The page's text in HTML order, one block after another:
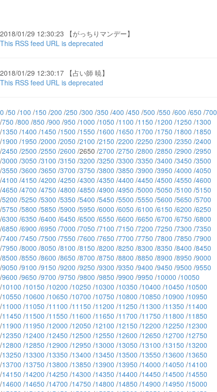
2018/01/29 12:30:23 【がっちりマンデー】
This RSS feed URL is deprecated
2018/01/29 12:30:17 【占い師 暁】
This RSS feed URL is deprecated
0 /50 /100 /150 /200 /250 /300 /350 /400 /450 /500 /550 /600 /650 /700
/750 /800 /850 /900 /950 /1000 /1050 /1100 /1150 /1200 /1250 /1300
/1350 /1400 /1450 /1500 /1550 /1600 /1650 /1700 /1750 /1800 /1850
/1900 /1950 /2000 /2050 /2100 /2150 /2200 /2250 /2300 /2350 /2400
/2450 /2500 /2550 /2600 /2650 /2700 /2750 /2800 /2850 /2900 /2950
/3000 /3050 /3100 /3150 /3200 /3250 /3300 /3350 /3400 /3450 /3500
/3550 /3600 /3650 /3700 /3750 /3800 /3850 /3900 /3950 /4000 /4050
/4100 /4150 /4200 /4250 /4300 /4350 /4400 /4450 /4500 /4550 /4600
/4650 /4700 /4750 /4800 /4850 /4900 /4950 /5000 /5050 /5100 /5150
/5200 /5250 /5300 /5350 /5400 /5450 /5500 /5550 /5600 /5650 /5700
/5750 /5800 /5850 /5900 /5950 /6000 /6050 /6100 /6150 /6200 /6250
/6300 /6350 /6400 /6450 /6500 /6550 /6600 /6650 /6700 /6750 /6800
/6850 /6900 /6950 /7000 /7050 /7100 /7150 /7200 /7250 /7300 /7350
/7400 /7450 /7500 /7550 /7600 /7650 /7700 /7750 /7800 /7850 /7900
/7950 /8000 /8050 /8100 /8150 /8200 /8250 /8300 /8350 /8400 /8450
/8500 /8550 /8600 /8650 /8700 /8750 /8800 /8850 /8900 /8950 /9000
/9050 /9100 /9150 /9200 /9250 /9300 /9350 /9400 /9450 /9500 /9550
/9600 /9650 /9700 /9750 /9800 /9850 /9900 /9950 /10000 /10050
/10100 /10150 /10200 /10250 /10300 /10350 /10400 /10450 /10500
/10550 /10600 /10650 /10700 /10750 /10800 /10850 /10900 /10950
/11000 /11050 /11100 /11150 /11200 /11250 /11300 /11350 /11400
/11450 /11500 /11550 /11600 /11650 /11700 /11750 /11800 /11850
/11900 /11950 /12000 /12050 /12100 /12150 /12200 /12250 /12300
/12350 /12400 /12450 /12500 /12550 /12600 /12650 /12700 /12750
/12800 /12850 /12900 /12950 /13000 /13050 /13100 /13150 /13200
/13250 /13300 /13350 /13400 /13450 /13500 /13550 /13600 /13650
/13700 /13750 /13800 /13850 /13900 /13950 /14000 /14050 /14100
/14150 /14200 /14250 /14300 /14350 /14400 /14450 /14500 /14550
/14600 /14650 /14700 /14750 /14800 /14850 /14900 /14950 /15000